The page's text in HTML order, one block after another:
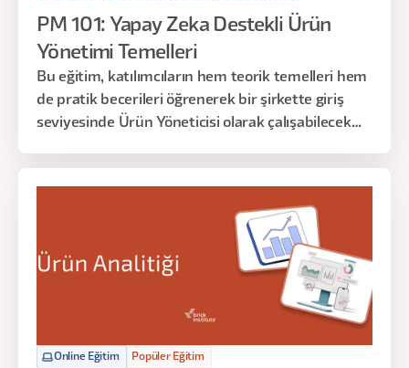
PM 101: Yapay Zeka Destekli Ürün
Yönetimi Temelleri
Bu eğitim, katılımcıların hem teorik temelleri hem
de pratik becerileri öğrenerek bir şirkette giriş
seviyesinde Ürün Yöneticisi olarak çalışabilecek
Online Eğitim Popüler Eğitim